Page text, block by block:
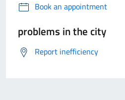
Book an appointment
problems in the city
Report inefficiency